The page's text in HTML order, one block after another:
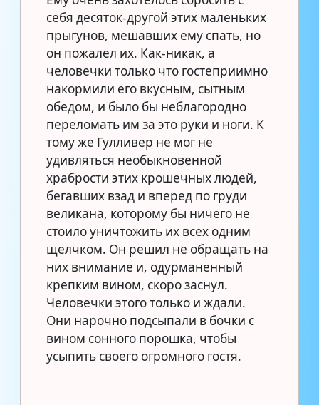
себя десяток-другой этих маленьких
прыгунов, мешавших ему спать, но
он пожалел их. Как-никак, а
человечки только что гостеприимно
накормили его вкусным, сытным
обедом, и было бы неблагородно
переломать им за это руки и ноги. К
тому же Гулливер не мог не
удивляться необыкновенной
храбрости этих крошечных людей,
бегавших взад и вперед по груди
великана, которому бы ничего не
стоило уничтожить их всех одним
щелчком. Он решил не обращать на
них внимание и, одурманенный
крепким вином, скоро заснул.
Человечки этого только и ждали.
Они нарочно подсыпали в бочки с
вином сонного порошка, чтобы
усыпить своего огромного гостя.